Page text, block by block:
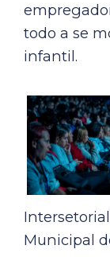
todo a se
infantil.
Municipal